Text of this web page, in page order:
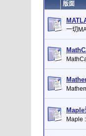
版面
一切
Maple
Maple